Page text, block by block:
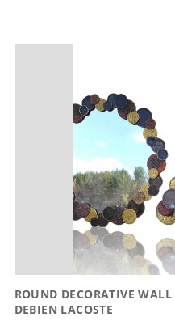
ROUND DECORATIVE
DEBIEN LACOSTE